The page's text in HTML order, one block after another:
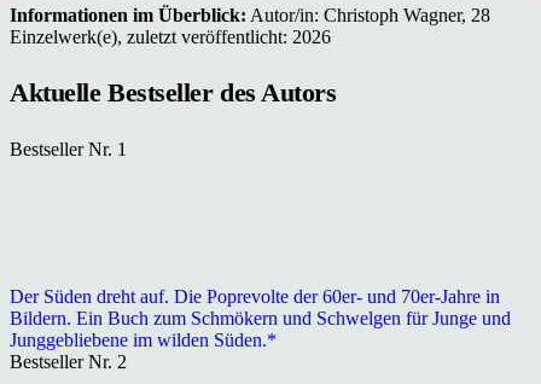
Informationen im Überblick: Autor/in: Christoph Wagner, 28
Einzelwerk(e), zuletzt veröffentlicht: 2026
Aktuelle Bestseller des Autors
Bestseller Nr. 1
Der Süden dreht auf. Die Poprevolte der 60er- und 70er-Jahre in
Bildern. Ein Buch zum Schmökern und Schwelgen für Junge und
Junggebliebene im wilden Süden.*
Bestseller Nr. 2